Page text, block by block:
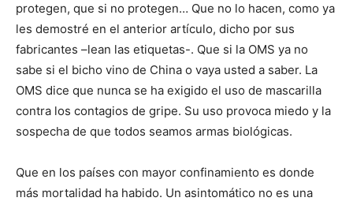
protegen, que si no protegen… Que no lo hacen, como ya
les demostré en el anterior artículo, dicho por sus
fabricantes –lean las etiquetas-. Que si la OMS ya no
sabe si el bicho vino de China o vaya usted a saber. La
OMS dice que nunca se ha exigido el uso de mascarilla
contra los contagios de gripe. Su uso provoca miedo y la
sospecha de que todos seamos armas biológicas.
Que en los países con mayor confinamiento es donde
más mortalidad ha habido. Un asintomático no es una